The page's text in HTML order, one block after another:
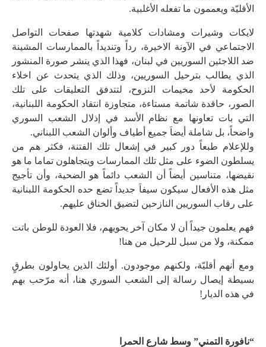
الأقليّة ويعممون ما تفعله الأغلبية.
لايكات وشيرات ومشادات كلامية شهدتها صفحات التواصل
الاجتماعي في الآونة الاخيرة، رداً وتنديداً بالممارسات المشينة
ضد اللاجئين السوريين في لبنان، فهذا الذي ينشر صورة المنشور
الذي يطالب بترحيل السوريين، وذلك الذي يتحدث عن اخلاء
الحكومة لأحد مخيمات النزوح، لتتدفق التعليقات على تلك
الصور، حاقدة شاتمة مستاءة، متجاوزة انتقاد الحكومة اللبنانية،
التي بات تعاونها مع نظام الأسد في إذلال الشعب السوري
واضحاً، بل شاملة أيضاَ جميع أطياف وألوان الشعب اللبناني.
وللإعلام طبعاً دور كبير في إشعال تلك الفتنة، فكثر هم من
يسلطون الضوء على مثل تلك الممارسات ويتجاهلون تماما ما هو
نقيضها، متناسين أيضاً أن الشعب دائماً هو الضحية، وأن تأجيج
مثل هذه الأفعال سيكون سيفاَ جديداً تضع حده الحكومة اللبنانية
على رقاب السوريين النازحين لتضيق الخناق عليهم.
فهم يعلمون جيداً أن لا مكان آخر يحويهم، فلا العودة للوطن باتت
ممكنة، ولا من سبل للرحيل من هنا!
ومع أنهم أقليّة، ولكنهم موجودون. أولئك الذين يحاولون بطرقٍ
بسيطة إيصال رسالة إلى الشعب السوري هنا، أنه مرّحب بهم
في هذه الديار!
“نافورة التمني” وسط شارع الحمرا